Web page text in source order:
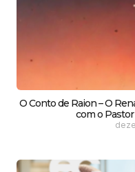
O Conto de Raion – O
com o